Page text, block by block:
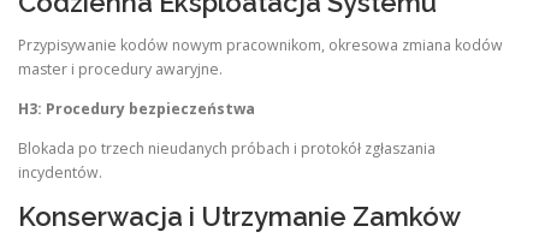
Przypisywanie kodów nowym pracownikom, okresowa zmiana kodów
master i procedury awaryjne.
H3: Procedury bezpieczeństwa
Blokada po trzech nieudanych próbach i protokół zgłaszania
incydentów.
Konserwacja i Utrzymanie Zamków